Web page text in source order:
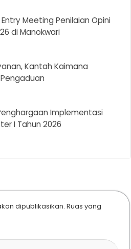
Meeting Penilaian Opini
di Manokwari
Kantah Kaimana
Implementasi
I Tahun 2026
dipublikasikan. Ruas yang